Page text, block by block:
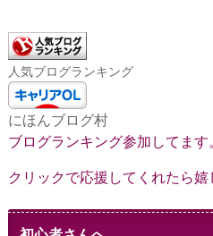
人気ブログランキング
にほんブログ村
ブログランキング参加してます
クリックで応援してくれたら